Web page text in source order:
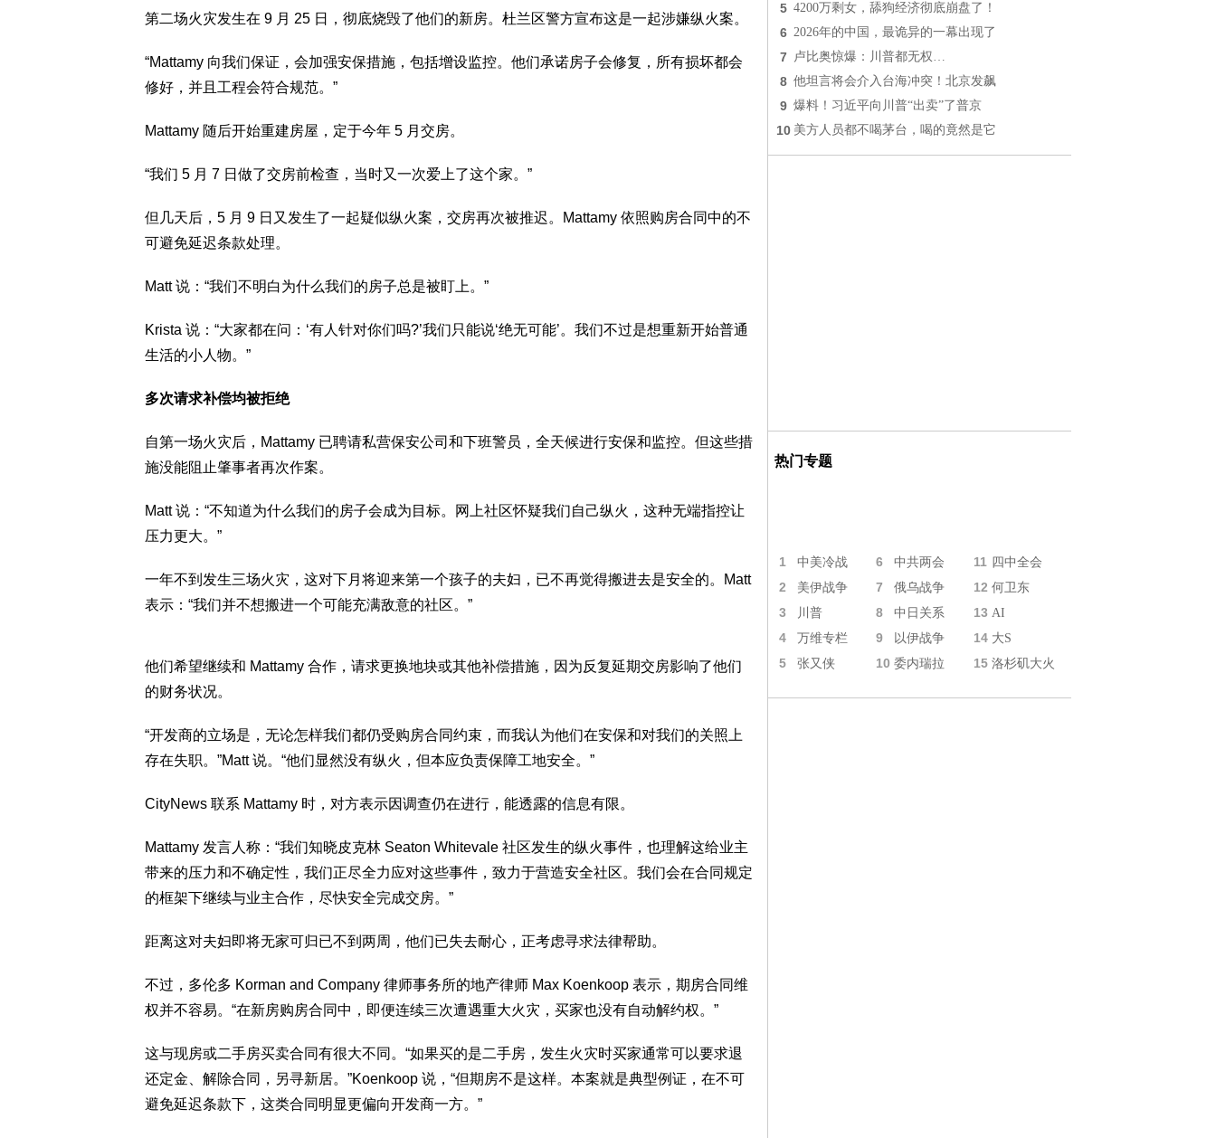
第二场火灾发生在 9 月 25 日，彻底烧毁了他们的新房。杜兰区警方宣布这是一起涉嫌纵火案。
“Mattamy 向我们保证，会加强安保措施，包括增设监控。他们承诺房子会修复，所有损坏都会
修好，并且工程会符合规范。”
Mattamy 随后开始重建房屋，定于今年 5 月交房。
“我们 5 月 7 日做了交房前检查，当时又一次爱上了这个家。”
但几天后，5 月 9 日又发生了一起疑似纵火案，交房再次被推迟。Mattamy 依照购房合同中的不
可避免延迟条款处理。
Matt 说：“我们不明白为什么我们的房子总是被盯上。”
Krista 说：“大家都在问：‘有人针对你们吗?’我们只能说‘绝无可能’。我们不过是想重新开始普通
生活的小人物。”
多次请求补偿均被拒绝
自第一场火灾后，Mattamy 已聘请私营保安公司和下班警员，全天候进行安保和监控。但这些措
施没能阻止肇事者再次作案。
Matt 说：“不知道为什么我们的房子会成为目标。网上社区怀疑我们自己纵火，这种无端指控让
压力更大。”
一年不到发生三场火灾，这对下月将迎来第一个孩子的夫妇，已不再觉得搬进去是安全的。Matt
表示：“我们并不想搬进一个可能充满敌意的社区。”
他们希望继续和 Mattamy 合作，请求更换地块或其他补偿措施，因为反复延期交房影响了他们
的财务状况。
“开发商的立场是，无论怎样我们都仍受购房合同约束，而我认为他们在安保和对我们的关照上
存在失职。”Matt 说。“他们显然没有纵火，但本应负责保障工地安全。”
CityNews 联系 Mattamy 时，对方表示因调查仍在进行，能透露的信息有限。
Mattamy 发言人称：“我们知晓皮克林 Seaton Whitevale 社区发生的纵火事件，也理解这给业主
带来的压力和不确定性，我们正尽全力应对这些事件，致力于营造安全社区。我们会在合同规定
的框架下继续与业主合作，尽快安全完成交房。”
距离这对夫妇即将无家可归已不到两周，他们已失去耐心，正考虑寻求法律帮助。
不过，多伦多 Korman and Company 律师事务所的地产律师 Max Koenkoop 表示，期房合同维
权并不容易。“在新房购房合同中，即便连续三次遭遇重大火灾，买家也没有自动解约权。”
这与现房或二手房买卖合同有很大不同。“如果买的是二手房，发生火灾时买家通常可以要求退
还定金、解除合同，另寻新居。”Koenkoop 说，“但期房不是这样。本案就是典型例证，在不可
避免延迟条款下，这类合同明显更偏向开发商一方。”
5 4200万剩女，舔狗经济彻底崩盘了！
6 2026年的中国，最诡异的一幕出现了
7 卢比奥惊爆：川普都无权…
8 他坦言将会介入台海冲突！北京发飙
9 爆料！习近平向川普“出卖”了普京
10 美方人员都不喝茅台，喝的竟然是它
热门专题
1 中美冷战 6 中共两会 11 四中全会
2 美伊战争 7 俄乌战争 12 何卫东
3 川普 8 中日关系 13 AI
4 万维专栏 9 以伊战争 14 大S
5 张又侠 10 委内瑞拉 15 洛杉矶大火